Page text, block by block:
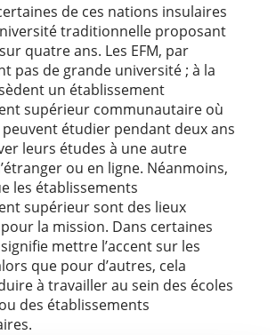
de ces nations insulaires
traditionnelle proposant
quatre ans. Les EFM, par
pas de grande université ; à la
un établissement
supérieur communautaire où
étudier pendant deux ans
leurs études à une autre
ou en ligne. Néanmoins,
les établissements
supérieur sont des lieux
la mission. Dans certaines
mettre l’accent sur les
que pour d’autres, cela
à travailler au sein des écoles
des établissements